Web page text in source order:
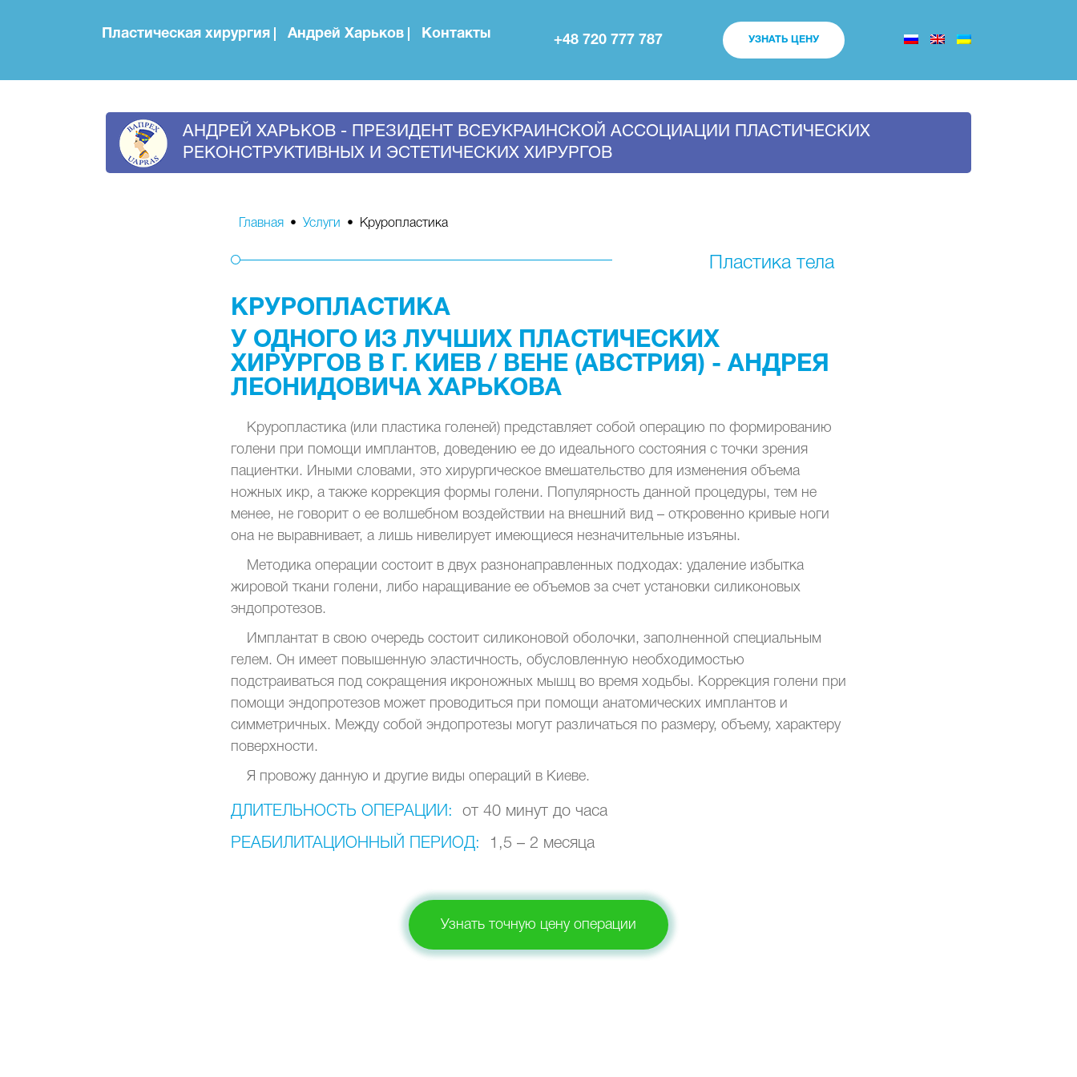
АНДРЕЙ ХАРЬКОВ - ПРЕЗИДЕНТ ВСЕУКРАИНСКОЙ АССОЦИАЦИИ ПЛАСТИЧЕСКИХ
РЕКОНСТРУКТИВНЫХ И ЭСТЕТИЧЕСКИХ ХИРУРГОВ
Пластическая хирургия Андрей Харьков Контакты +48 720 777 787 УЗНАТЬ ЦЕНУ
Главная • Услуги • Круропластика
Пластика тела
КРУРОПЛАСТИКА
У ОДНОГО ИЗ ЛУЧШИХ ПЛАСТИЧЕСКИХ
ХИРУРГОВ В Г. КИЕВ / ВЕНЕ (АВСТРИЯ) - АНДРЕЯ
ЛЕОНИДОВИЧА ХАРЬКОВА
Круропластика (или пластика голеней) представляет собой операцию по формированию
голени при помощи имплантов, доведению ее до идеального состояния с точки зрения
пациентки. Иными словами, это хирургическое вмешательство для изменения объема
ножных икр, а также коррекция формы голени. Популярность данной процедуры, тем не
менее, не говорит о ее волшебном воздействии на внешний вид – откровенно кривые ноги
она не выравнивает, а лишь нивелирует имеющиеся незначительные изъяны.
Методика операции состоит в двух разнонаправленных подходах: удаление избытка
жировой ткани голени, либо наращивание ее объемов за счет установки силиконовых
эндопротезов.
Имплантат в свою очередь состоит силиконовой оболочки, заполненной специальным
гелем. Он имеет повышенную эластичность, обусловленную необходимостью
подстраиваться под сокращения икроножных мышц во время ходьбы. Коррекция голени при
помощи эндопротезов может проводиться при помощи анатомических имплантов и
симметричных. Между собой эндопротезы могут различаться по размеру, объему, характеру
поверхности.
Я провожу данную и другие виды операций в Киеве.
ДЛИТЕЛЬНОСТЬ ОПЕРАЦИИ: от 40 минут до часа
РЕАБИЛИТАЦИОННЫЙ ПЕРИОД: 1,5 – 2 месяца
Узнать точную цену операции